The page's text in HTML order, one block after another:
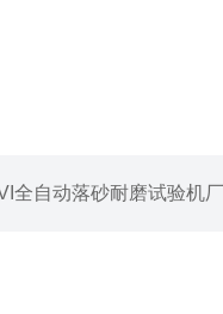
全自动落砂耐磨试验机